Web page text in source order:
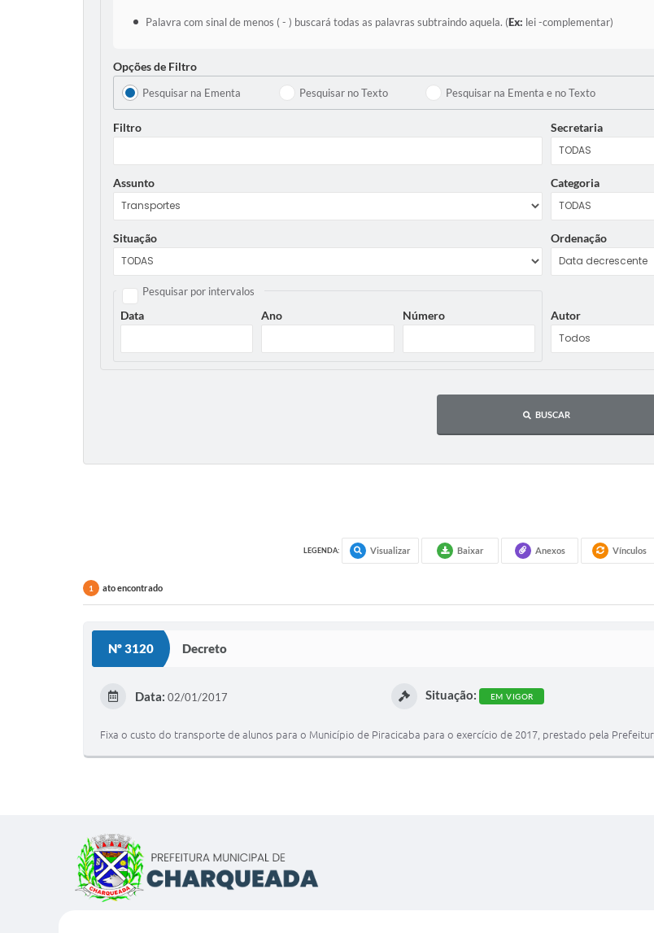
Palavra com sinal de menos ( - ) buscará todas as palavras subtraindo aquela. (Ex: lei -complementar)
Opções de Filtro
Pesquisar na Ementa Pesquisar no Texto Pesquisar na Ementa e no Texto
Filtro Secretaria
Assunto Categoria
Situação Ordenação
Pesquisar por intervalos
Data Ano Número Autor
BUSCAR
LEGENDA: Visualizar Baixar Anexos Vínculos
1 ato encontrado
Nº 3120 Decreto
Data: 02/01/2017 Situação: EM VIGOR
Fixa o custo do transporte de alunos para o Município de Piracicaba para o exercício de 2017, prestado pela